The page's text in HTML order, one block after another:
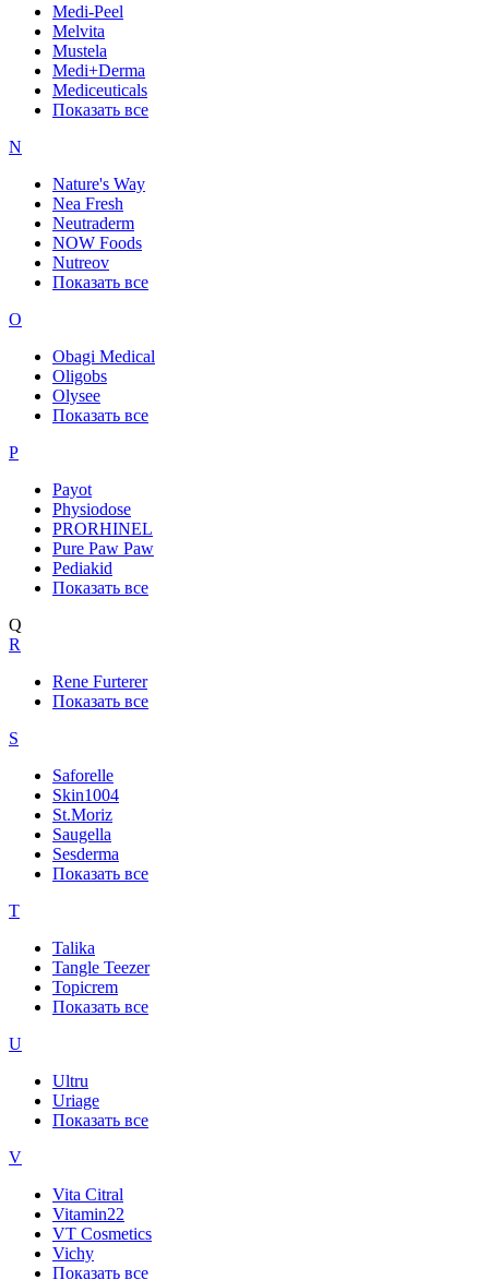
Medi-Peel
Melvita
Mustela
Medi+Derma
Mediceuticals
Показать все
N
Nature's Way
Nea Fresh
Neutraderm
NOW Foods
Nutreov
Показать все
O
Obagi Medical
Oligobs
Olysee
Показать все
P
Payot
Physiodose
PRORHINEL
Pure Paw Paw
Pediakid
Показать все
Q
R
Rene Furterer
Показать все
S
Saforelle
Skin1004
St.Moriz
Saugella
Sesderma
Показать все
T
Talika
Tangle Teezer
Topicrem
Показать все
U
Ultru
Uriage
Показать все
V
Vita Citral
Vitamin22
VT Cosmetics
Vichy
Показать все